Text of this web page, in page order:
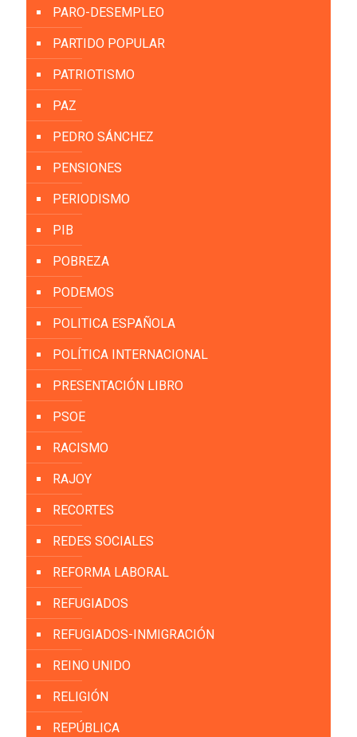
PARO-DESEMPLEO
PARTIDO POPULAR
PATRIOTISMO
PAZ
PEDRO SÁNCHEZ
PENSIONES
PERIODISMO
PIB
POBREZA
PODEMOS
POLITICA ESPAÑOLA
POLÍTICA INTERNACIONAL
PRESENTACIÓN LIBRO
PSOE
RACISMO
RAJOY
RECORTES
REDES SOCIALES
REFORMA LABORAL
REFUGIADOS
REFUGIADOS-INMIGRACIÓN
REINO UNIDO
RELIGIÓN
REPÚBLICA